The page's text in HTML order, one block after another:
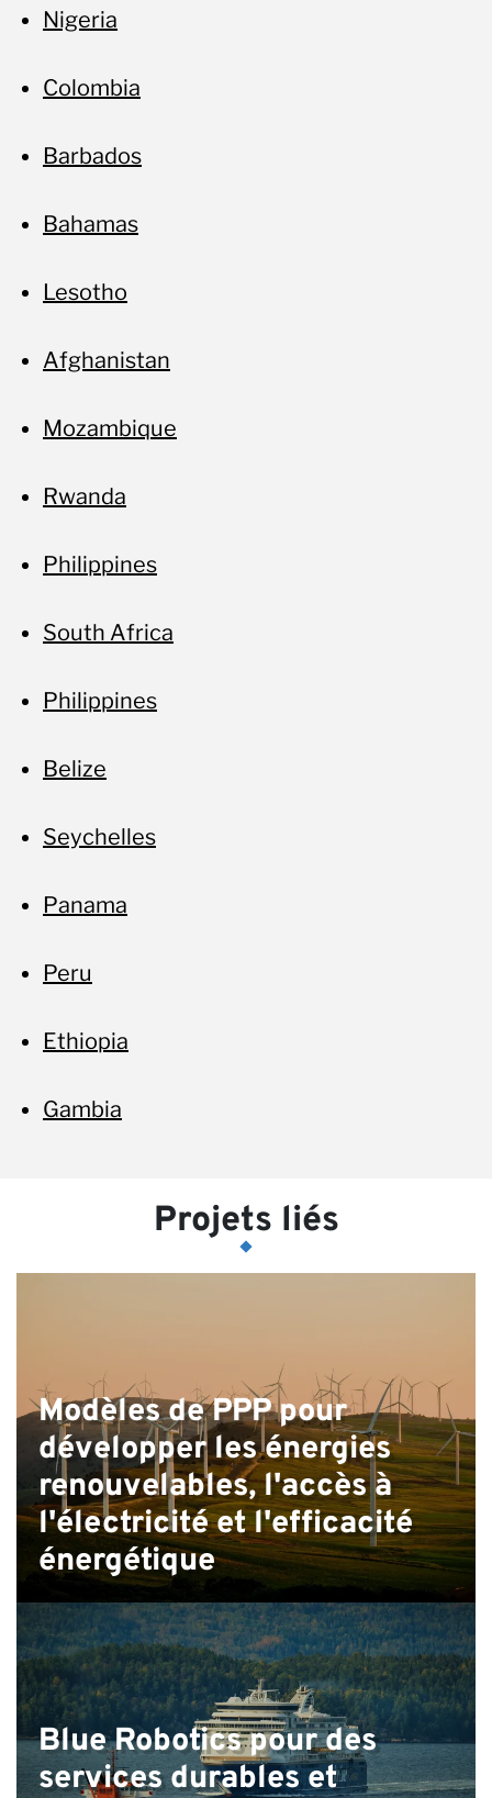
Nigeria
Colombia
Barbados
Bahamas
Lesotho
Afghanistan
Mozambique
Rwanda
Philippines
South Africa
Philippines
Belize
Seychelles
Panama
Peru
Ethiopia
Gambia
Projets liés
Modèles de PPP pour
développer les énergies
renouvelables, l'accès à
l'électricité et l'efficacité
énergétique
Blue Robotics pour des
services durables et